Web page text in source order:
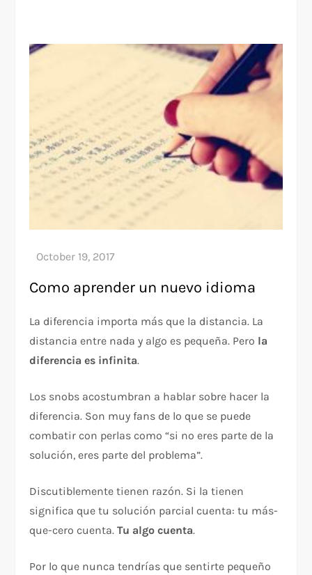
Como aprender un nuevo idioma
La diferencia importa más que la distancia. La
distancia entre nada y algo es pequeña. Pero la
diferencia es infinita.
Los snobs acostumbran a hablar sobre hacer la
diferencia. Son muy fans de lo que se puede
combatir con perlas como “si no eres parte de la
solución, eres parte del problema”.
Discutiblemente tienen razón. Si la tienen
significa que tu solución parcial cuenta: tu más-
que-cero cuenta.Tu algo cuenta.
Por lo que nunca tendrías que sentirte pequeño